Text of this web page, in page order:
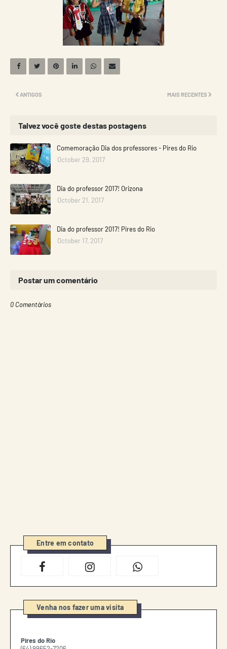
MAIS RECENTES
ANTIGOS
Talvez você goste destas postagens
Comemoração Dia dos professores - Pires do Rio
October 29, 2017
Dia do professor 2017! Orizona
October 21, 2017
Dia do professor 2017! Pires do Rio
October 17, 2017
Postar um comentário
0 Comentários
Entre em contato
Venha nos fazer uma visita
Pires do Rio